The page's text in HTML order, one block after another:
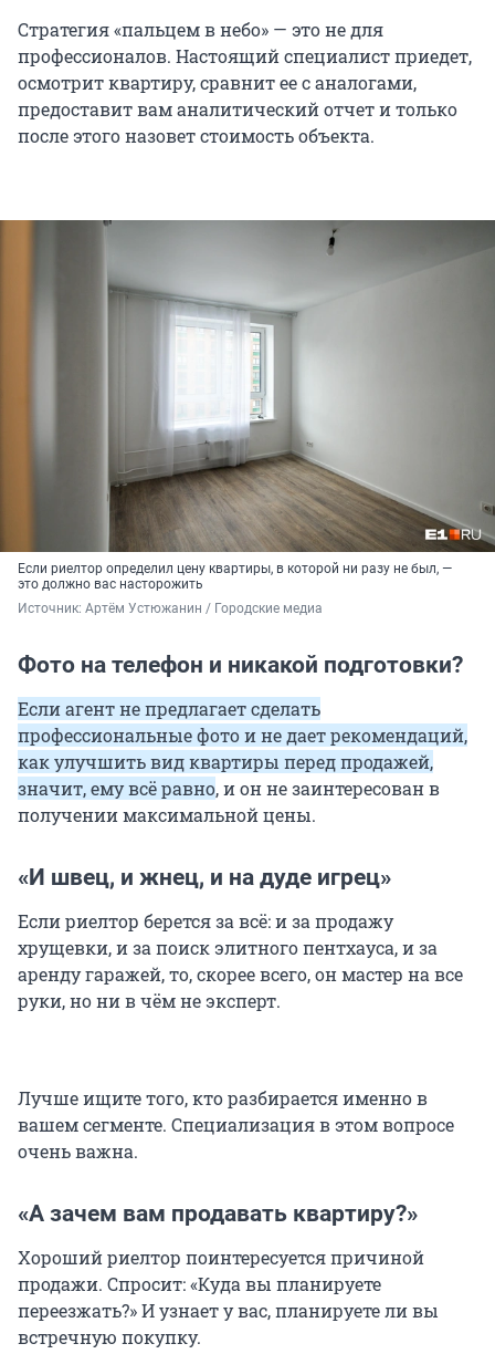
Стратегия «пальцем в небо» — это не для
профессионалов. Настоящий специалист приедет,
осмотрит квартиру, сравнит ее с аналогами,
предоставит вам аналитический отчет и только
после этого назовет стоимость объекта.
Если риелтор определил цену квартиры, в которой ни разу не был, —
это должно вас насторожить
Источник: Артём Устюжанин / Городские медиа
Фото на телефон и никакой подготовки?
Если агент не предлагает сделать
профессиональные фото и не дает рекомендаций,
как улучшить вид квартиры перед продажей,
значит, ему всё равно, и он не заинтересован в
получении максимальной цены.
«И швец, и жнец, и на дуде игрец»
Если риелтор берется за всё: и за продажу
хрущевки, и за поиск элитного пентхауса, и за
аренду гаражей, то, скорее всего, он мастер на все
руки, но ни в чём не эксперт.
Лучше ищите того, кто разбирается именно в
вашем сегменте. Специализация в этом вопросе
очень важна.
«А зачем вам продавать квартиру?»
Хороший риелтор поинтересуется причиной
продажи. Спросит: «Куда вы планируете
переезжать?» И узнает у вас, планируете ли вы
встречную покупку.